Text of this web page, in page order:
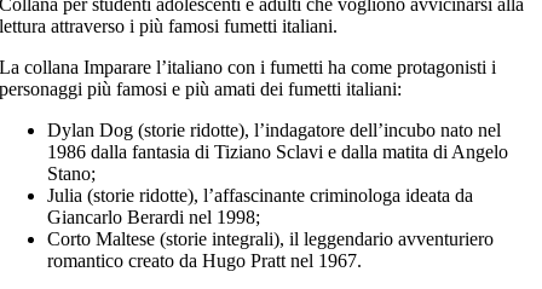
lettura attraverso i più famosi fumetti italiani.
La collana Imparare l’italiano con i fumetti ha come protagonisti i
personaggi più famosi e più amati dei fumetti italiani:
Dylan Dog (storie ridotte), l’indagatore dell’incubo nato nel
1986 dalla fantasia di Tiziano Sclavi e dalla matita di Angelo
Stano;
Julia (storie ridotte), l’affascinante criminologa ideata da
Giancarlo Berardi nel 1998;
Corto Maltese (storie integrali), il leggendario avventuriero
romantico creato da Hugo Pratt nel 1967.